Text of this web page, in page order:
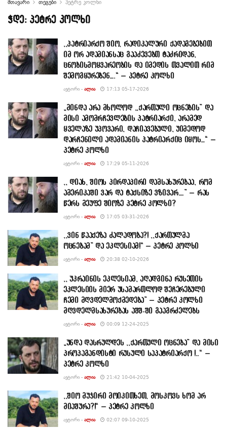
მთავარი თეგები პეტრე კოლხი
ჭდე: პეტრე კოლხი
,,პატრიარქო შიო, რადიკალური ქადაგებებით
იმ ორ ადამიანსაც გააძევებთ ტაძრიდან,
ცნობისმოყვარეობის და იმედის თვალით რიმ
შემოგყურებენ….“ – პეტრე კოლხი
ᲐᲕᲢᲝᲠᲘ - ᲐᲚᲘᲐ 17:13 05-17-2026
„მინდა არა მხოლოდ ,,ქართული ოცნების” და
მისი ამომრჩევლების პატრიარქი, არამედ
ყველაზე უპოვარი, დაჩიავებული, უიმედოდ
დარჩენილი ადამიანის პატრიარქიც იყოს…“ –
პეტრე კოლხი
ᲐᲕᲢᲝᲠᲘ - ᲐᲚᲘᲐ 17:29 05-11-2026
,, დიახ, შიოს პირდაპირი დამსახურებაა, რომ
ამერიკაში ვარ და ტაქსიზე ვზივარ….” – რას
წერს მეუფე შიოზე პეტრე კოლხი?
ᲐᲕᲢᲝᲠᲘ - ᲐᲚᲘᲐ 17:05 03-31-2026
,,ვინ წააქეზა ძალადობა?! ,,ქართულმა
ოცნებამ” და ეკლესიამ!“ – პეტრე კოლხი
ᲐᲕᲢᲝᲠᲘ - ᲐᲚᲘᲐ 20:38 02-10-2026
,, უკრაინის ეკლესიამ, აღადგინა რუსეთის
ეკლესიის მიერ უსამართლოდ შეჩერებული
ჩემი მღვდელმოქმედება” – პეტრე კოლხი
მღვდელმსახურებას აშშ-ში გააგრძელებს
ᲐᲕᲢᲝᲠᲘ - ᲐᲚᲘᲐ 00:09 12-24-2025
„უნდა დასრულდეს ,,ქართული ოცნება” და მისი
პროპაგანდისტი რუსული საპატრიარქო !..“ –
პეტრე კოლხი
ᲐᲕᲢᲝᲠᲘ - ᲐᲚᲘᲐ 21:42 10-04-2025
,,შიო მუჯირი მოიკითხეთ, მოსკოვს ხომ არ
მიაშურა?!“ – პეტრე კოლხი
ᲐᲕᲢᲝᲠᲘ - ᲐᲚᲘᲐ 02:07 09-10-2025